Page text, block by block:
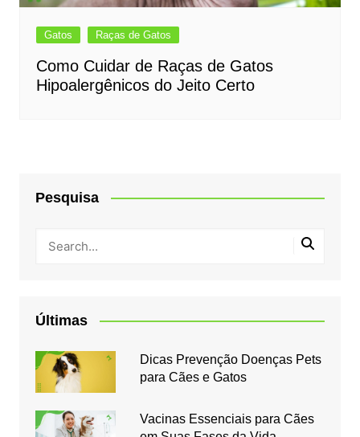
Gatos Raças de Gatos
Como Cuidar de Raças de Gatos
Hipoalergênicos do Jeito Certo
Pesquisa
Últimas
Dicas Prevenção Doenças Pets
para Cães e Gatos
Vacinas Essenciais para Cães